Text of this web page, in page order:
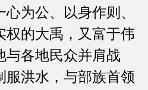
为公、以身作则、
权的大禹，又富于伟
与各地民众并肩战
服洪水，与部族首领